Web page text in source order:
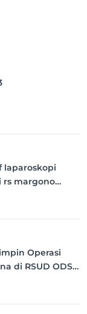
laparoskopi
rs margono
Operasi
di RSUD ODSK